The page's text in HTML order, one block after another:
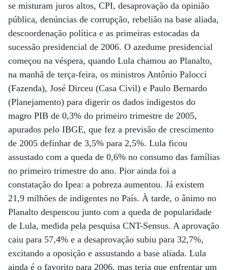
se misturam juros altos, CPI, desaprovação da opinião
pública, denúncias de corrupção, rebelião na base aliada,
descoordenação política e as primeiras estocadas da
sucessão presidencial de 2006. O azedume presidencial
começou na véspera, quando Lula chamou ao Planalto,
na manhã de terça-feira, os ministros Antônio Palocci
(Fazenda), José Dirceu (Casa Civil) e Paulo Bernardo
(Planejamento) para digerir os dados indigestos do
magro PIB de 0,3% do primeiro trimestre de 2005,
apurados pelo IBGE, que fez a previsão de crescimento
de 2005 definhar de 3,5% para 2,5%. Lula ficou
assustado com a queda de 0,6% no consumo das famílias
no primeiro trimestre do ano. Pior ainda foi a
constatação do Ipea: a pobreza aumentou. Já existem
21,9 milhões de indigentes no País. À tarde, o ânimo no
Planalto despencou junto com a queda de popularidade
de Lula, medida pela pesquisa CNT-Sensus. A aprovação
caiu para 57,4% e a desaprovação subiu para 32,7%,
excitando a oposição e assustando a base aliada. Lula
ainda é o favorito para 2006, mas teria que enfrentar um